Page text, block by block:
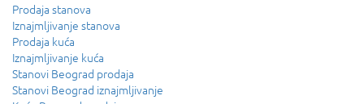
Prodaja stanova
Iznajmljivanje stanova
Prodaja kuća
Iznajmljivanje kuća
Stanovi Beograd prodaja
Stanovi Beograd iznajmljivanje